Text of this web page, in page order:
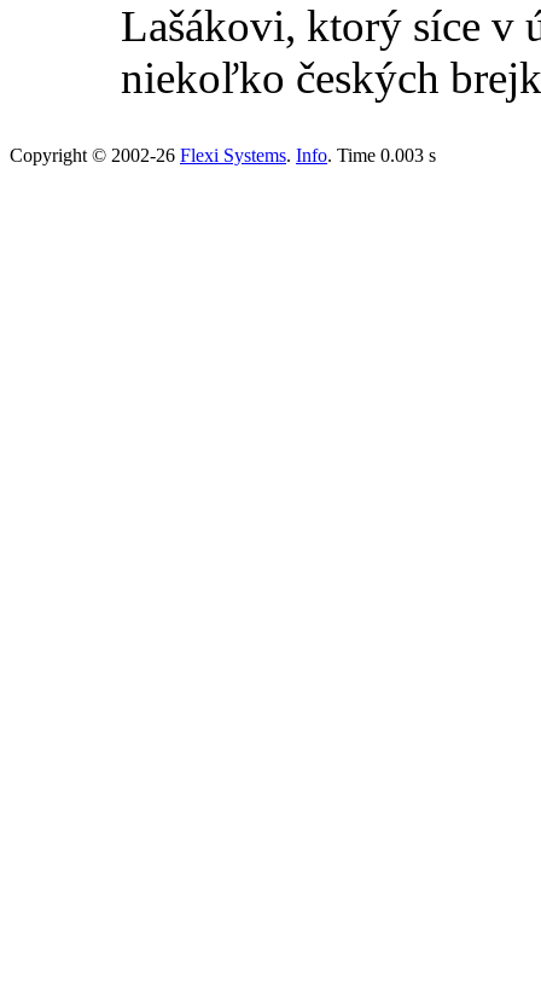
Lašákovi, ktorý síce v
niekoľko českých
Copyright © 2002-26 Flexi Systems. Info. Time 0.003 s